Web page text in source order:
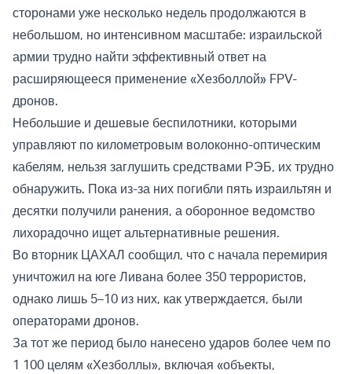
сторонами уже несколько недель продолжаются в
небольшом, но интенсивном масштабе: израильской
армии трудно найти эффективный ответ на
расширяющееся применение «Хезболлой» FPV-
дронов.
Небольшие и дешевые беспилотники, которыми
управляют по километровым волоконно-оптическим
кабелям, нельзя заглушить средствами РЭБ, их трудно
обнаружить. Пока из-за них погибли пять израильтян и
десятки получили ранения, а оборонное ведомство
лихорадочно ищет альтернативные решения.
Во вторник ЦАХАЛ сообщил, что с начала перемирия
уничтожил на юге Ливана более 350 террористов,
однако лишь 5–10 из них, как утверждается, были
операторами дронов.
За тот же период было нанесено ударов более чем по
1 100 целям «Хезболлы», включая «объекты,